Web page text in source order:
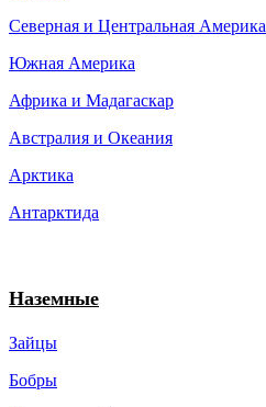
Северная и Центральная Америка
Южная Америка
Африка и Мадагаскар
Австралия и Океания
Арктика
Антарктида
Наземные
Зайцы
Бобры